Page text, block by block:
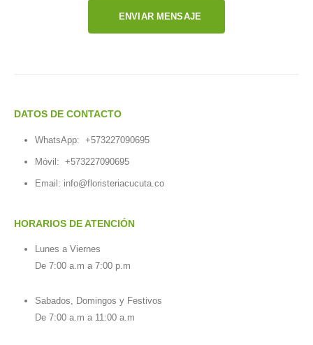
ENVIAR MENSAJE
DATOS DE CONTACTO
WhatsApp: +573227090695
Móvil: +573227090695
Email: info@floristeriacucuta.co
HORARIOS DE ATENCIÓN
Lunes a Viernes
De 7:00 a.m a 7:00 p.m
Sabados, Domingos y Festivos
De 7:00 a.m a 11:00 a.m